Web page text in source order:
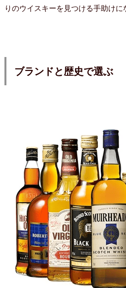
りのウイスキーを見つける手助けに
ブランドと歴史で選ぶ